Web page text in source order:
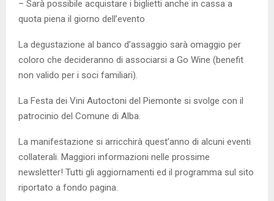
– Sarà possibile acquistare i biglietti anche in cassa a
quota piena il giorno dell’evento
La degustazione al banco d’assaggio sarà omaggio per
coloro che decideranno di associarsi a Go Wine (benefit
non valido per i soci familiari).
La Festa dei Vini Autoctoni del Piemonte si svolge con il
patrocinio del Comune di Alba.
La manifestazione si arricchirà quest’anno di alcuni eventi
collaterali. Maggiori informazioni nelle prossime
newsletter! Tutti gli aggiornamenti ed il programma sul sito
riportato a fondo pagina.